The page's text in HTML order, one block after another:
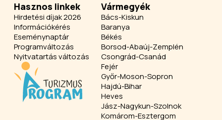
Hasznos linkek
Hirdetési díjak 2026
Információkérés
Eseménynaptár
Programváltozás
Nyitvatartás változás
Vármegyék
Bács-Kiskun
Baranya
Békés
Borsod-Abaúj-Zemplén
Csongrád-Csanád
Fejér
Győr-Moson-Sopron
Hajdú-Bihar
Heves
Jász-Nagykun-Szolnok
Komárom-Esztergom